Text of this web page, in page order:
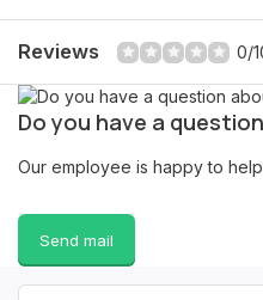
Reviews 0/
Do you have a
Our employee is happy to
Send mail